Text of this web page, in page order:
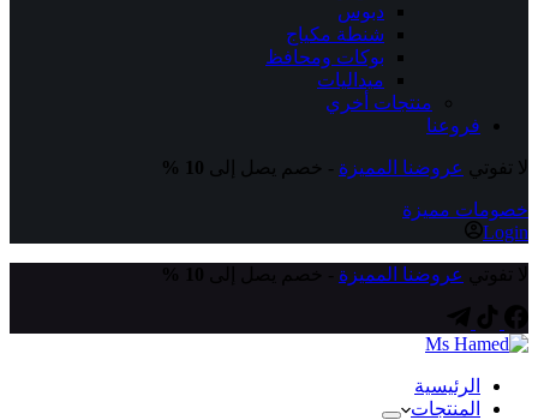
دبوس
شنطة مكياج
بوكات ومحافظ
ميداليات
منتجات أخري
فروعنا
لا تفوتي عروضنا المميزة - خصم يصل إلى
خصومات مميزة
Login
عروضنا المميزة
الرئيسية
المنتجات